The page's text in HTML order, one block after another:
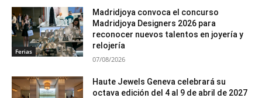
Ferias
Madridjoya convoca el concurso
Madridjoya Designers 2026 para
reconocer nuevos talentos en joyería y
relojería
07/08/2026
Haute Jewels Geneva celebrará su
octava edición del 4 al 9 de abril de 2027